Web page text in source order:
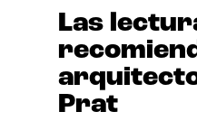
Las
Prat